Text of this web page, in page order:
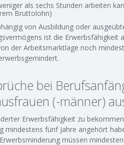
als sechs Stunden arbeiten
Bruttolohn)
von Ausbildung oder
ist die Erwerbsfähigkeit
der Arbeitsmarktlage noch
bei
(-männer)
Erwerbsfähigkeit zu
mindestens fünf Jahre angehört
müssen